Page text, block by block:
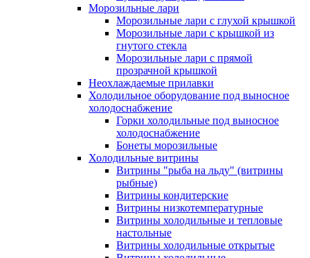
Морозильные лари
Морозильные лари с глухой крышкой
Морозильные лари с крышкой из
гнутого стекла
Морозильные лари с прямой
прозрачной крышкой
Неохлаждаемые прилавки
Холодильное оборудование под выносное
холодоснабжение
Горки холодильные под выносное
холодоснабжение
Бонеты морозильные
Холодильные витрины
Витрины "рыба на льду" (витрины
рыбные)
Витрины кондитерские
Витрины низкотемпературные
Витрины холодильные и тепловые
настольные
Витрины холодильные открытые